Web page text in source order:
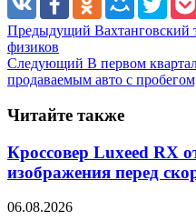
Предыдущий Вахтанговский
физиков
Следующий В первом
продаваемым авто с
Читайте также
Кроссовер Luxeed RX
изображения перед
06.08.2026